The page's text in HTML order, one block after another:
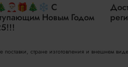
С
Новым Годом
поставки, стране изготовления и внешнем